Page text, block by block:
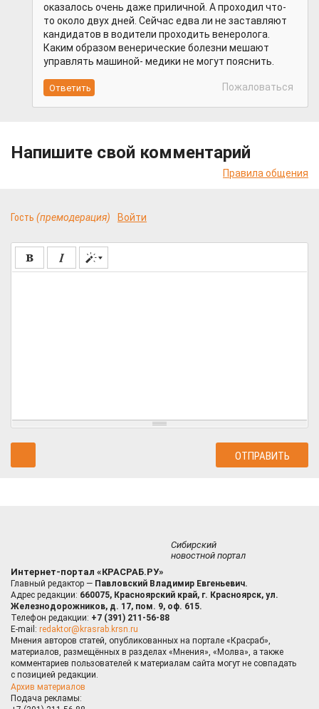
оказалось очень даже приличной. А проходил что-
то около двух дней. Сейчас едва ли не заставляют
кандидатов в водители проходить венеролога.
Каким образом венерические болезни мешают
управлять машиной- медики не могут пояснить.
Пожаловаться
Напишите свой комментарий
Правила общения
Гость (премодерация) Войти
Сибирский
новостной портал
Интернет-портал «КРАСРАБ.РУ»
Главный редактор — Павловский Владимир Евгеньевич.
Адрес редакции: 660075, Красноярский край, г. Красноярск, ул.
Железнодорожников, д. 17, пом. 9, оф. 615.
Телефон редакции: +7 (391) 211-56-88
E-mail: redaktor@krasrab.krsn.ru
Мнения авторов статей, опубликованных на портале «Красраб»,
материалов, размещённых в разделах «Мнения», «Молва», а также
комментариев пользователей к материалам сайта могут не совпадать
с позицией редакции.
Архив материалов
Подача рекламы: